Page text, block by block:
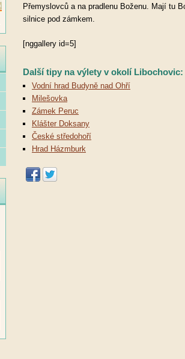
Přemyslovců a na pradlenu Boženu. Mají tu
silnice pod zámkem.
[nggallery id=5]
Další tipy na výlety v okolí Libochovic:
Vodní hrad Budyně nad Ohří
Milešovka
Zámek Peruc
Klášter Doksany
České středohoří
Hrad Házmburk